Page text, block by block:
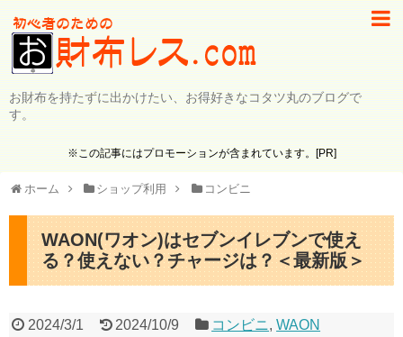
お財布を持たずに出かけたい、お得好きなコタツ丸のブログで
す。
※この記事にはプロモーションが含まれています。[PR]
ホーム ショップ利用 コンビニ
WAON(ワオン)はセブンイレブンで使え
る？使えない？チャージは？＜最新版＞
2024/3/1 2024/10/9 コンビニ,WAON